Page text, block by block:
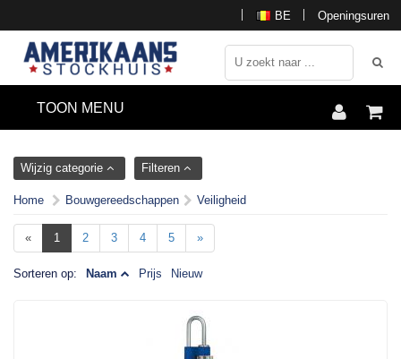
Openingsuren
BE
TOON MENU
Wijzig categorie Filteren
Home Bouwgereedschappen Veiligheid
« 1 2 3 4 5 »
Sorteren op: Naam Prijs Nieuw